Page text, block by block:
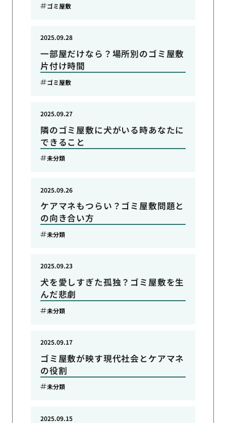
ゴミ屋敷
一部屋だけなら？場所別のゴミ屋敷
片付け時間
2025.09.28
ゴミ屋敷
隣のゴミ屋敷に犬がいる時あなたに
できること
2025.09.27
未分類
ケアマネもつらい？ゴミ屋敷問題と
の向き合い方
2025.09.26
未分類
犬を愛しすぎた孤独？ゴミ屋敷を生
んだ悲劇
2025.09.23
未分類
ゴミ屋敷が映す現代社会とケアマネ
の役割
2025.09.17
未分類
2025.09.15